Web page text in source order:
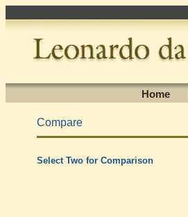
Home
Compare
Select Two for Comparison